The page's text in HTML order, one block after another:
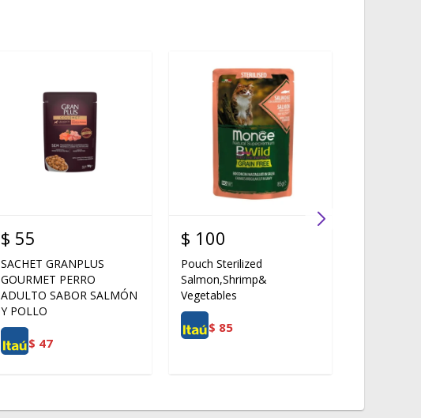
$ 55
SACHET GRANPLUS
GOURMET PERRO
ADULTO SABOR SALMÓN
Y POLLO
$ 47
$ 100
Pouch Sterilized
Salmon,Shrimp&
Vegetables
$ 85